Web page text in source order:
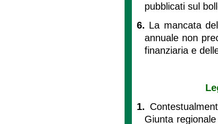
pubblicati sul
6. La mancata
annuale non
finanziaria e
1.
Giunta